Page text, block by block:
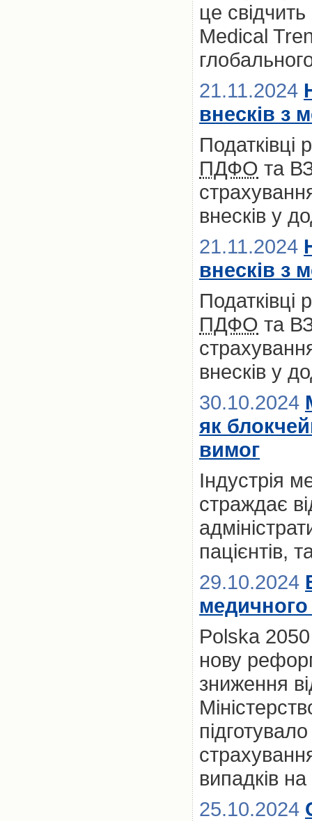
це
Medical
21.11.2024
внесків з
Податківці
ПДФО та
внесків у
21.11.2024
внесків з
Податківці
ПДФО та
внесків у
30.10.2024
як
вимог
Індустрія
страждає
пацієнтів,
29.10.2024
медичного
Polska 2050
нову
зниження
випадків
25.10.2024